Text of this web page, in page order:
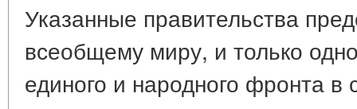
Указанные правительства
всеобщему миру, и только
единого и народного фронта в